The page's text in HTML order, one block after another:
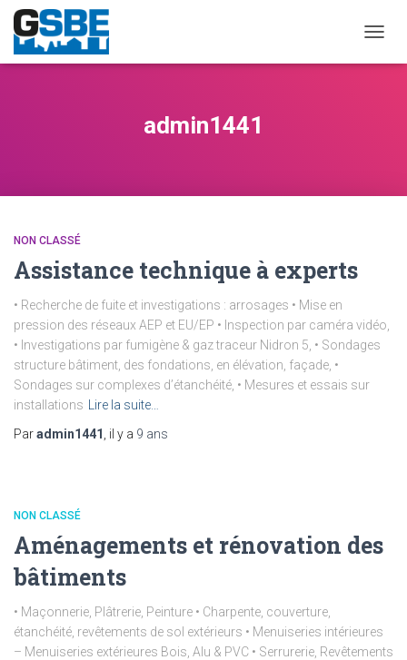
LA
admin1441
NON CLASSÉ
Assistance technique à experts
• Recherche de fuite et investigations : arrosages • Mise en
pression des réseaux AEP et EU/EP • Inspection par caméra vidéo,
• Investigations par fumigène & gaz traceur Nidron 5, • Sondages
structure bâtiment, des fondations, en élévation, façade, •
Sondages sur complexes d’étanchéité, • Mesures et essais sur
installations
Lire la suite…
Paradmin1441 , il y a 9 ans
NON CLASSÉ
Aménagements et rénovation des
bâtiments
• Maçonnerie, Plâtrerie, Peinture • Charpente, couverture,
étanchéité, revêtements de sol extérieurs • Menuiseries intérieures
– Menuiseries extérieures Bois, Alu & PVC • Serrurerie, Revêtements